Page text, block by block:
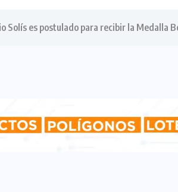
Solís es postulado para recibir la Medalla